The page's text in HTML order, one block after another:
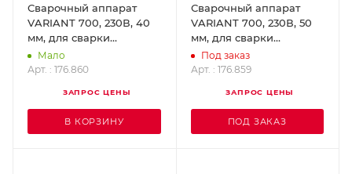
Сварочный аппарат
VARIANT 700, 230В, 40
мм, для сварки
внахлест. LEISTER
176.860
Мало
Арт. : 176.860
ЗАПРОС ЦЕНЫ
В КОРЗИНУ
Сварочный аппарат
VARIANT 700, 230В, 50
мм, для сварки
внахлест. LEISTER
176.859
Под заказ
Арт. : 176.859
ЗАПРОС ЦЕНЫ
ПОД ЗАКАЗ